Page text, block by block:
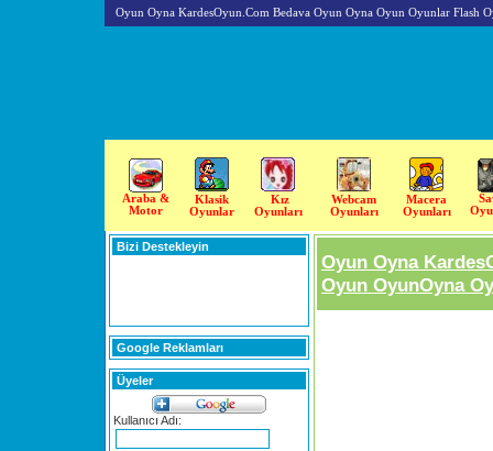
Oyun Oyna KardesOyun.Com Bedava Oyun Oyna Oyun Oyunlar Flash
Araba &
Motor
Klasik
Oyunlar
Kız
Oyunları
Webcam
Oyunları
Macera
Oyunları
Bizi Destekleyin
Google Reklamları
Üyeler
Kullanıcı Adı:
Oyun Oyna
Oyun OyunOyna